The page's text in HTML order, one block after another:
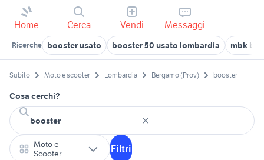
Home Cerca Vendi Messaggi
Ricerche booster usato booster 50 usato lombardia mbk
Subito Moto e scooter Lombardia Bergamo (Prov) booster
Cosa cerchi?
Moto e
Scooter
Filtri